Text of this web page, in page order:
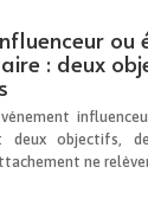
ou
: deux
deux objectifs,
ne